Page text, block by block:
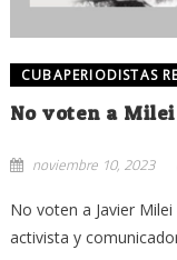
CUBAPERIODISTAS
No voten a Milei
noviembre 10, 2023
No voten a Javier
activista y